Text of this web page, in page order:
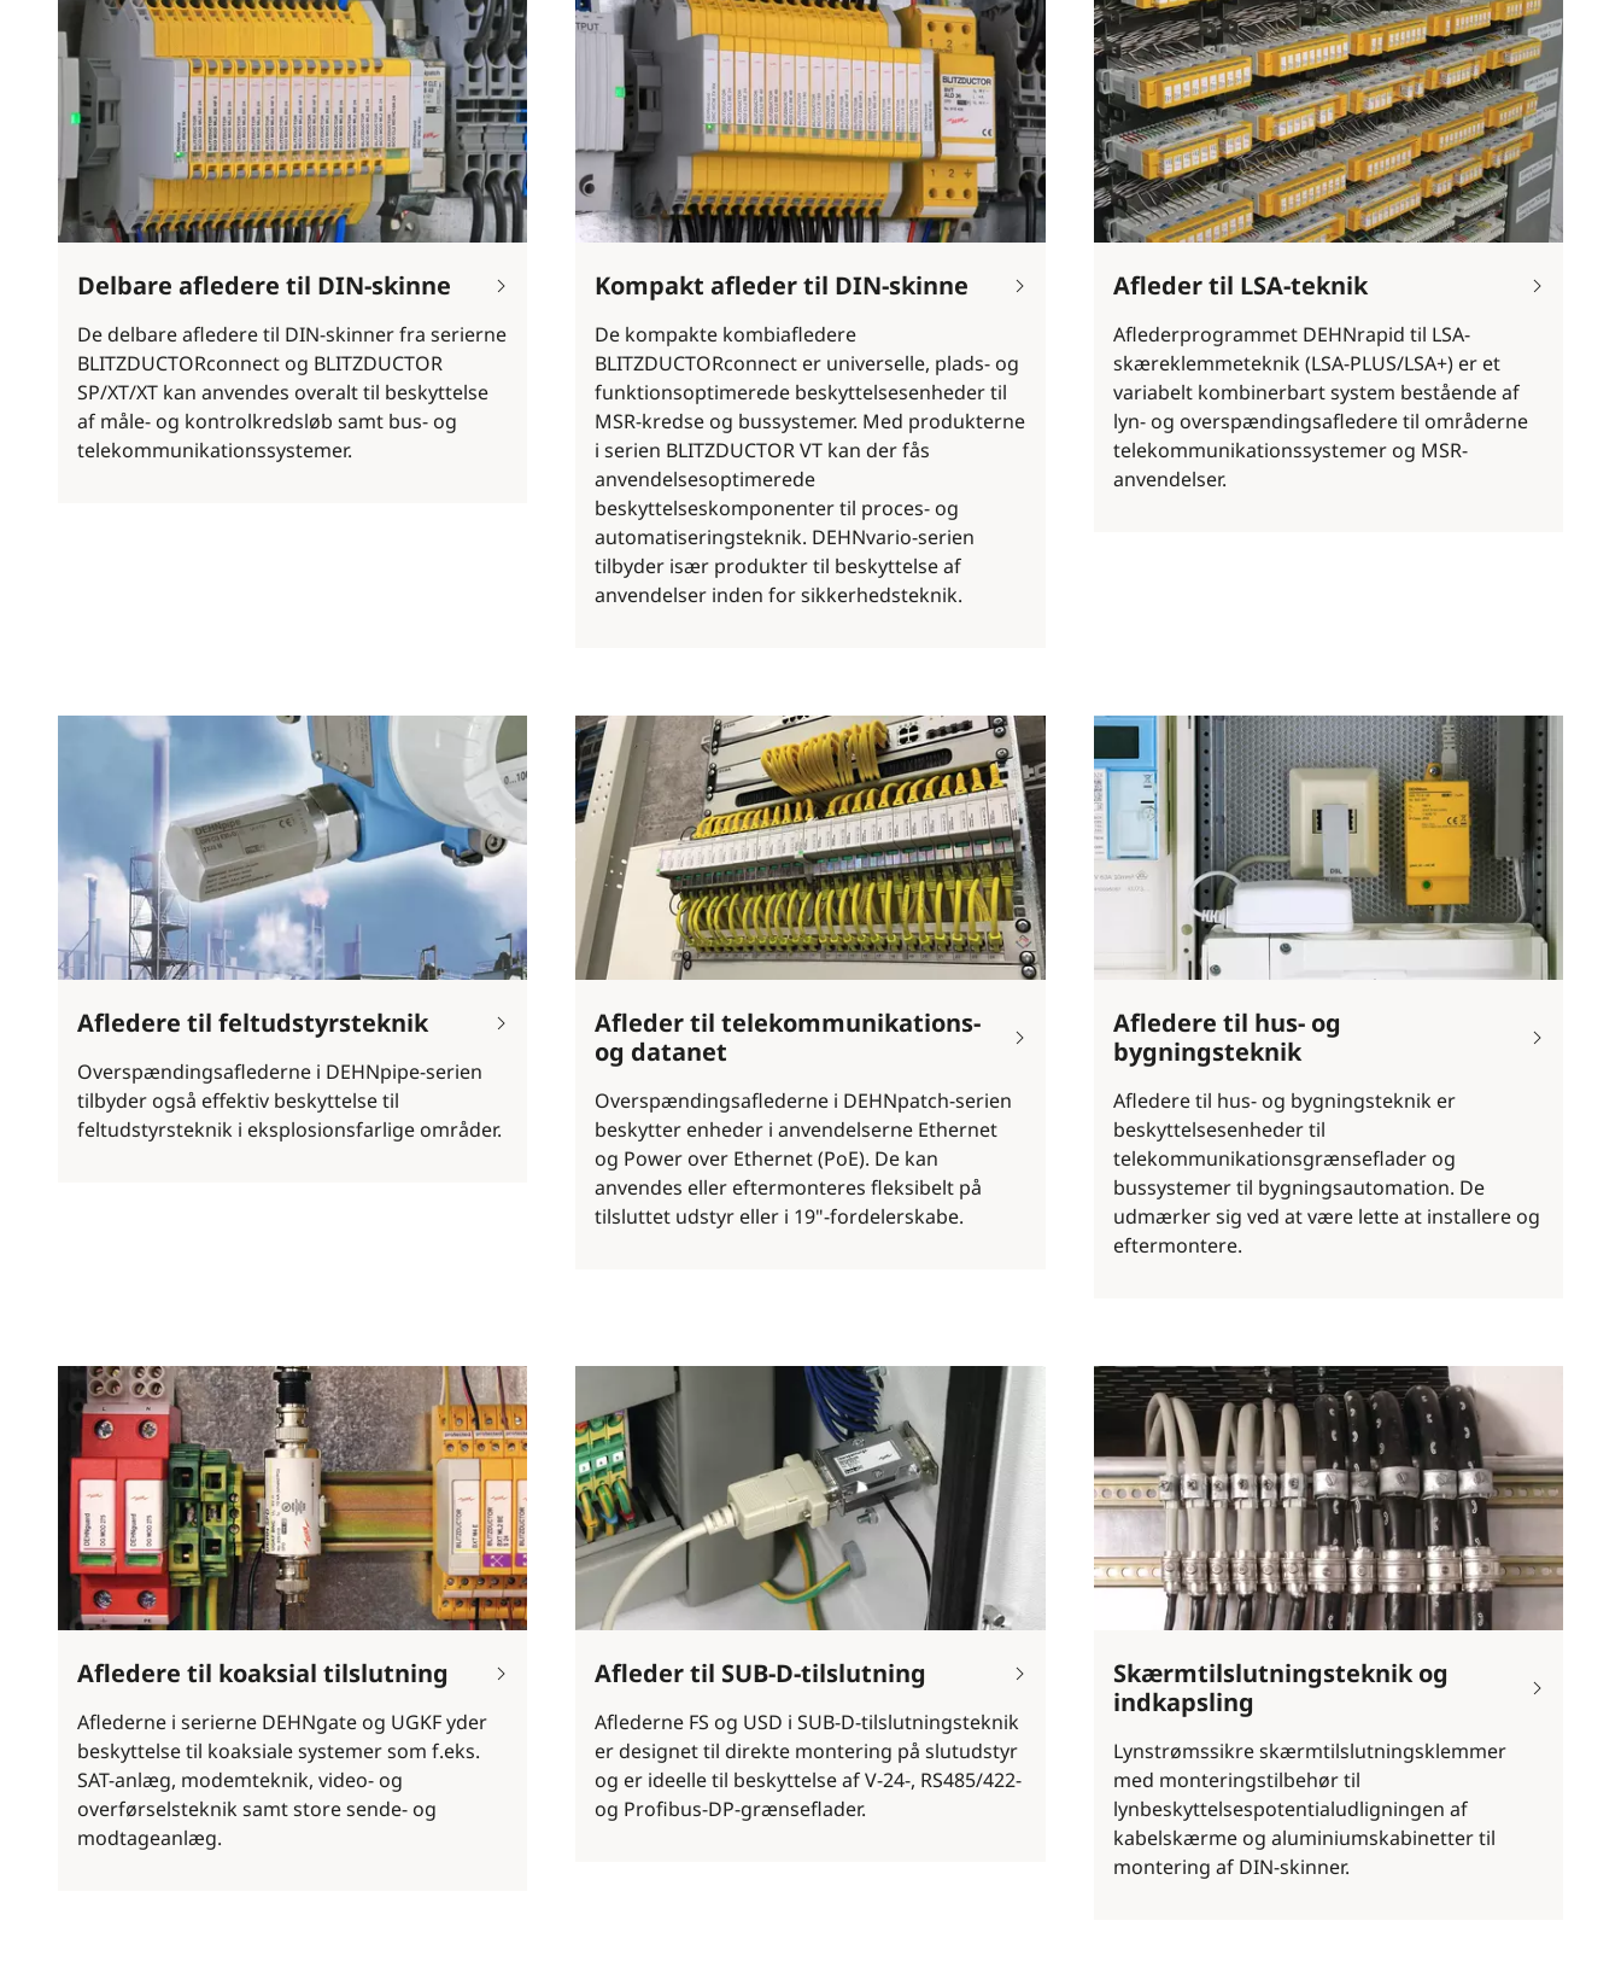
Delbare afledere til DIN-skinne
De delbare afledere til DIN-skinner fra serierne
BLITZDUCTORconnect og BLITZDUCTOR
SP/XT/XT kan anvendes overalt til beskyttelse
af måle- og kontrolkredsløb samt bus- og
telekommunikationssystemer.
Kompakt afleder til DIN-skinne
De kompakte kombiafledere
BLITZDUCTORconnect er universelle, plads- og
funktionsoptimerede beskyttelsesenheder til
MSR-kredse og bussystemer. Med produkterne
i serien BLITZDUCTOR VT kan der fås
anvendelsesoptimerede
beskyttelseskomponenter til proces- og
automatiseringsteknik. DEHNvario-serien
tilbyder især produkter til beskyttelse af
anvendelser inden for sikkerhedsteknik.
Afleder til LSA-teknik
Aflederprogrammet DEHNrapid til LSA-
skæreklemmeteknik (LSA-PLUS/LSA+) er et
variabelt kombinerbart system bestående af
lyn- og overspændingsafledere til områderne
telekommunikationssystemer og MSR-
anvendelser.
Afledere til feltudstyrsteknik
Overspændingsaflederne i DEHNpipe-serien
tilbyder også effektiv beskyttelse til
feltudstyrsteknik i eksplosionsfarlige områder.
Afleder til telekommunikations-
og datanet
Overspændingsaflederne i DEHNpatch-serien
beskytter enheder i anvendelserne Ethernet
og Power over Ethernet (PoE). De kan
anvendes eller eftermonteres fleksibelt på
tilsluttet udstyr eller i 19"-fordelerskabe.
Afledere til hus- og
bygningsteknik
Afledere til hus- og bygningsteknik er
beskyttelsesenheder til
telekommunikationsgrænseflader og
bussystemer til bygningsautomation. De
udmærker sig ved at være lette at installere og
eftermontere.
Afledere til koaksial tilslutning
Aflederne i serierne DEHNgate og UGKF yder
beskyttelse til koaksiale systemer som f.eks.
SAT-anlæg, modemteknik, video- og
overførselsteknik samt store sende- og
modtageanlæg.
Afleder til SUB-D-tilslutning
Aflederne FS og USD i SUB-D-tilslutningsteknik
er designet til direkte montering på slutudstyr
og er ideelle til beskyttelse af V-24-, RS485/422-
og Profibus-DP-grænseflader.
Skærmtilslutningsteknik og
indkapsling
Lynstrømssikre skærmtilslutningsklemmer
med monteringstilbehør til
lynbeskyttelsespotentialudligningen af
kabelskærme og aluminiumskabinetter til
montering af DIN-skinner.